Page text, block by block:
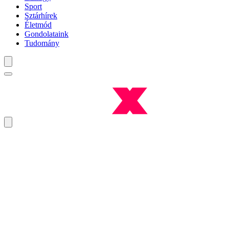
Sport
Sztárhírek
Életmód
Gondolataink
Tudomány